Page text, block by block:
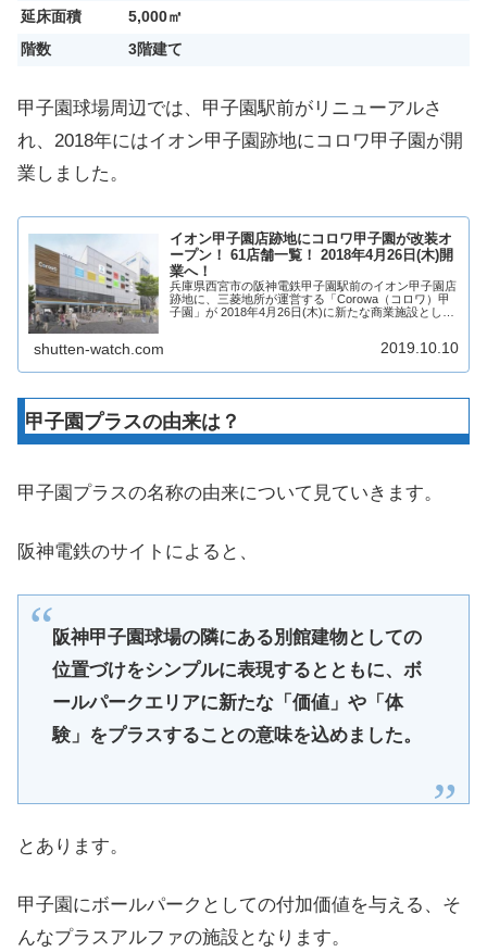
延床面積
5,000㎡
階数
3階建て
甲子園球場周辺では、甲子園駅前がリニューアルさ
れ、2018年にはイオン甲子園跡地にコロワ甲子園が開
業しました。
イオン甲子園店跡地にコロワ甲子園が改装オ
ープン！ 61店舗一覧！ 2018年4月26日(木)開
業へ！
兵庫県西宮市の阪神電鉄甲子園駅前のイオン甲子園店
跡地に、三菱地所が運営する「Corowa（コロワ）甲
子園」が 2018年4月26日(木)に新たな商業施設として
shutten-watch.com 2019.10.10
甲子園プラスの由来は？
甲子園プラスの名称の由来について見ていきます。
阪神電鉄のサイトによると、
阪神甲子園球場の隣にある別館建物としての
位置づけをシンプルに表現するとともに、ボ
ールパークエリアに新たな「価値」や「体
験」をプラスすることの意味を込めました。
とあります。
甲子園にボールパークとしての付加価値を与える、そ
んなプラスアルファの施設となります。